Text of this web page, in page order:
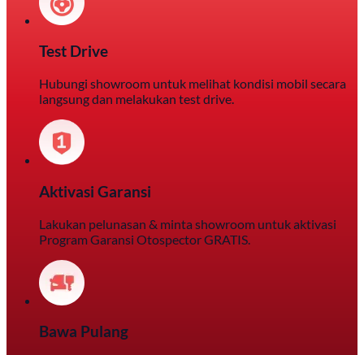
Test Drive
Hubungi showroom untuk melihat kondisi mobil secara
langsung dan melakukan test drive.
Aktivasi Garansi
Lakukan pelunasan & minta showroom untuk aktivasi
Program Garansi Otospector GRATIS.
Bawa Pulang